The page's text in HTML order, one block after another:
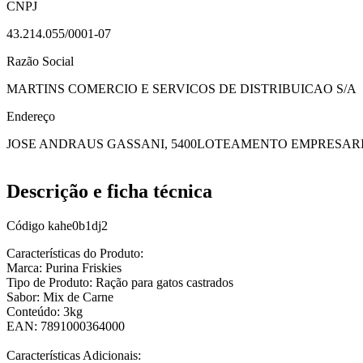
CNPJ
43.214.055/0001-07
Razão Social
MARTINS COMERCIO E SERVICOS DE DISTRIBUICAO S/A
Endereço
JOSE ANDRAUS GASSANI, 5400LOTEAMENTO
Descrição e ficha técnica
Código kahe0b1dj2
Características do Produto:
Marca: Purina Friskies
Tipo de Produto: Ração para gatos castrados
Sabor: Mix de Carne
Conteúdo: 3kg
EAN: 7891000364000
Características Adicionais: